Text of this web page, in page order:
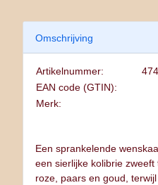
Omschrijving
Artikelnummer:
EAN code (GTIN):
Merk:
Een sprankelende
een sierlijke kolibrie
roze, paars en goud,